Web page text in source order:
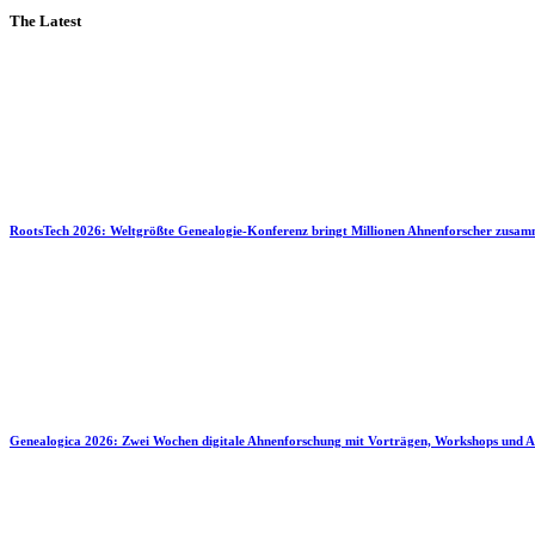
The Latest
RootsTech 2026: Weltgrößte Genealogie-Konferenz bringt Millionen Ahnenforscher
Genealogica 2026: Zwei Wochen digitale Ahnenforschung mit Vorträgen, Workshops und